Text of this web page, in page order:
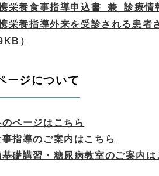
栄養食事指導申込書_兼_診療情
栄養指導外来を受診される患者
）
ージについて
ページはこちら
指導のご案内はこちら
礎講習・糖尿病教室のご案内は